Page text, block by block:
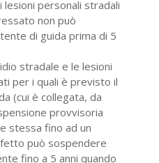
personali stradali
non può
di guida prima di 5
stradale e le lesioni
per i quali è previsto il
(cui è collegata, da
provvisoria
stessa fino ad un
può sospendere
fino a 5 anni quando